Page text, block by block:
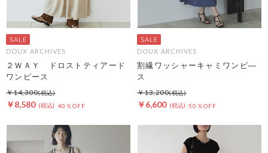
DOUX ARCHIVES
２ＷＡＹ ドロストティアード
ワンピース
￥8,580 40％OFF
￥14,300
DOUX ARCHIVES
割繊ワッシャーキャミワンピ―
ス
￥6,600 50％OFF
￥13,200